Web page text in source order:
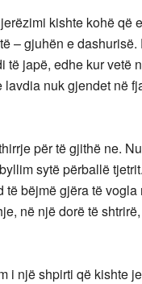
kishte kohë që
– gjuhën e
japë, edhe kur vetë
nuk gjendet në
për të gjithë ne.
sytë përballë
bëjmë gjëra të vogla
në një dorë të
i një shpirti që kishte